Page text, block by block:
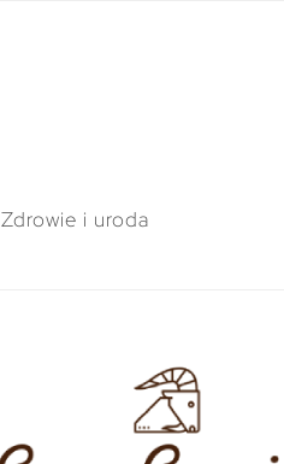
Zdrowie i uroda